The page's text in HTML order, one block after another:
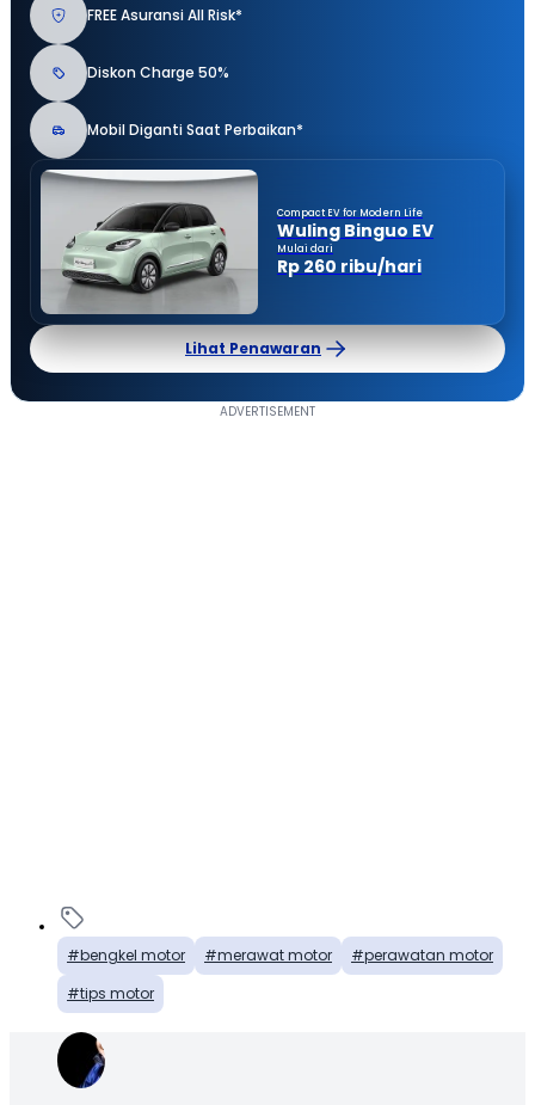
FREE Asuransi All Risk*
Diskon Charge 50%
Mobil Diganti Saat Perbaikan*
Compact EV for Modern Life
Wuling Binguo EV
Mulai dari
Rp 260 ribu/hari
Lihat Penawaran
bengkel motor merawat motor
perawatan motor
tips motor